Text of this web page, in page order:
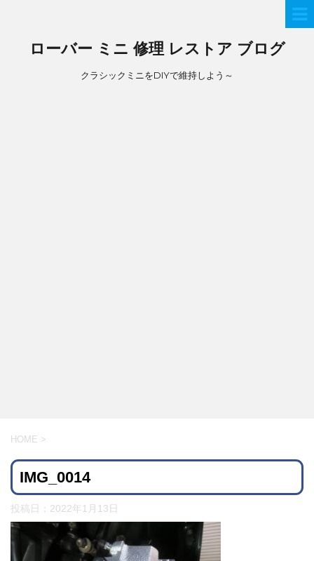
ローバー ミニ 修理 レストア ブログ
クラシックミニをDIYで維持しよう～
HOME >
IMG_0014
投稿日： 2022年1月13日